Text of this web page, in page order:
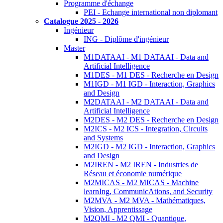
Programme d'échange
PEI - Echange international non diplomant
Catalogue 2025 - 2026
Ingénieur
ING - Diplôme d'ingénieur
Master
M1DATAAI - M1 DATAAI - Data and
Artificial Intelligence
M1DES - M1 DES - Recherche en Design
M1IGD - M1 IGD - Interaction, Graphics
and Design
M2DATAAI - M2 DATAAI - Data and
Artificial Intelligence
M2DES - M2 DES - Recherche en Design
M2ICS - M2 ICS - Integration, Circuits
and Systems
M2IGD - M2 IGD - Interaction, Graphics
and Design
M2IREN - M2 IREN - Industries de
Réseau et économie numérique
M2MICAS - M2 MICAS - Machine
learnIng, CommunicAtions, and Security
M2MVA - M2 MVA - Mathématiques,
Vision, Apprentissage
M2QMI - M2 QMI - Quantique,